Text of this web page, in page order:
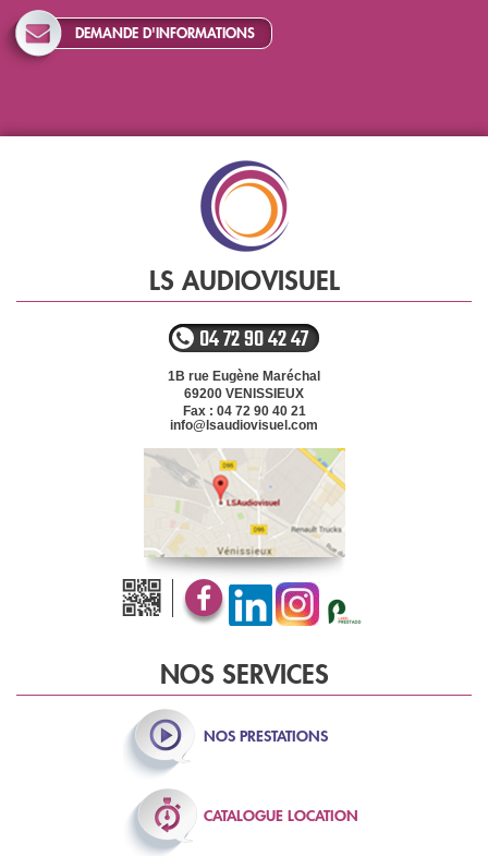
DEMANDE D'INFORMATIONS
LS AUDIOVISUEL
04 72 90 42 47
1B rue Eugène Maréchal
69200 VENISSIEUX
Fax : 04 72 90 40 21
info@lsaudiovisuel.com
NOS SERVICES
NOS PRESTATIONS
CATALOGUE LOCATION